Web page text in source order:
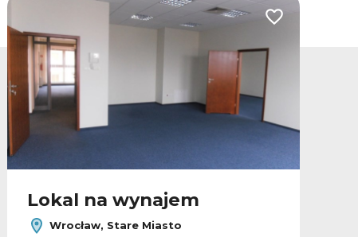
Dodaj do
Lokal na wynajem
Wrocław, Stare Miasto